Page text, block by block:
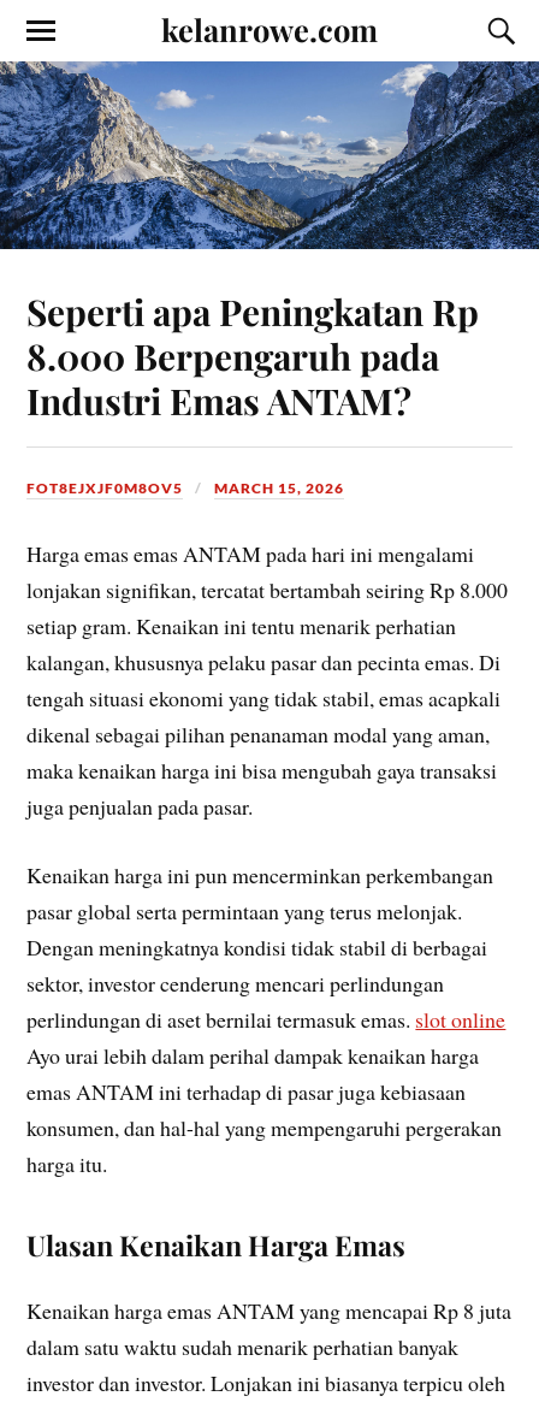
kelanrowe.com
Seperti apa Peningkatan Rp
8.000 Berpengaruh pada
Industri Emas ANTAM?
FOT8EJXJF0M8OV5 MARCH 15, 2026
Harga emas emas ANTAM pada hari ini mengalami
lonjakan signifikan, tercatat bertambah seiring Rp 8.000
setiap gram. Kenaikan ini tentu menarik perhatian
kalangan, khususnya pelaku pasar dan pecinta emas. Di
tengah situasi ekonomi yang tidak stabil, emas acapkali
dikenal sebagai pilihan penanaman modal yang aman,
maka kenaikan harga ini bisa mengubah gaya transaksi
juga penjualan pada pasar.
Kenaikan harga ini pun mencerminkan perkembangan
pasar global serta permintaan yang terus melonjak.
Dengan meningkatnya kondisi tidak stabil di berbagai
sektor, investor cenderung mencari perlindungan
perlindungan di aset bernilai termasuk emas. slot online
Ayo urai lebih dalam perihal dampak kenaikan harga
emas ANTAM ini terhadap di pasar juga kebiasaan
konsumen, dan hal-hal yang mempengaruhi pergerakan
harga itu.
Ulasan Kenaikan Harga Emas
Kenaikan harga emas ANTAM yang mencapai Rp 8 juta
dalam satu waktu sudah menarik perhatian banyak
investor dan investor. Lonjakan ini biasanya terpicu oleh